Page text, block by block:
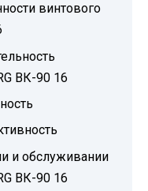
винтового
ВК-90 16
и обслуживании
ВК-90 16